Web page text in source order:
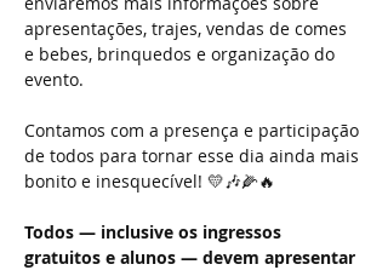
apresentações, trajes, vendas de comes
e bebes, brinquedos e organização do
evento.
Contamos com a presença e participação
de todos para tornar esse dia ainda mais
bonito e inesquecível! 💛🎶🌽🔥
Todos — inclusive os ingressos
gratuitos e alunos — devem apresentar